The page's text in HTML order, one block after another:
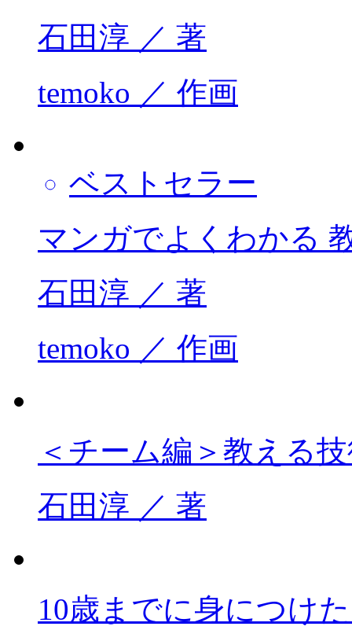
石田淳 ／ 著
temoko ／ 作画
ベストセラー
マンガでよくわかる
石田淳 ／ 著
temoko ／ 作画
＜チーム編＞教える
石田淳 ／ 著
10歳までに身につけ